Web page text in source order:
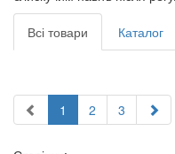
Всі товари Каталог
1 2 3